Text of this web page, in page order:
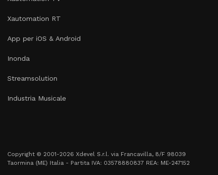
Xautomation RT
App per iOS & Android
Inonda
Streamsolution
Industria Musicale
Copyright © 2001-2026 Xdevel S.r.l. via Francavilla, 8/F 98039
Taormina (ME) Italia - Partita IVA: 03578880837 REA: ME-247152